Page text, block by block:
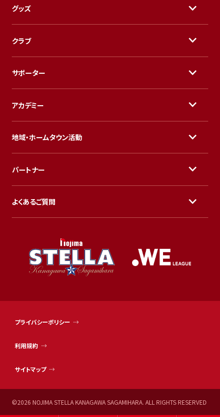
グッズ
クラブ
サポーター
アカデミー
地域・ホームタウン活動
パートナー
よくあるご質問
プライバシーポリシー
利用規約
サイトマップ
©2026 NOJIMA STELLA KANAGAWA SAGAMIHARA. ALL RIGHTS RESERVED